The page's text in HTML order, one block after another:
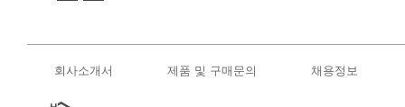
회사소개서 제품 및 구매문의 채용정보